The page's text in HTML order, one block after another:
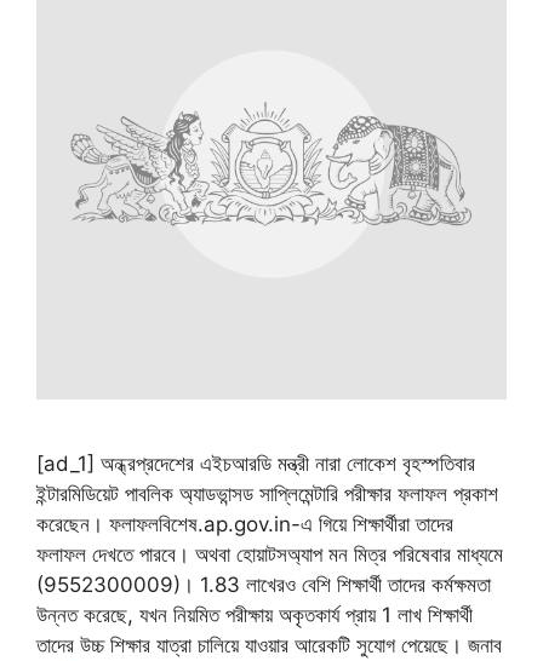
[ad_1] অন্ধ্রপ্রদেশের এইচআরডি মন্ত্রী নারা লোকেশ বৃহস্পতিবার
ইন্টারমিডিয়েট পাবলিক অ্যাডভান্সড সাপ্লিমেন্টারি পরীক্ষার ফলাফল প্রকাশ
করেছেন। ফলাফলবিশেষ.ap.gov.in-এ গিয়ে শিক্ষার্থীরা তাদের
ফলাফল দেখতে পারবে। অথবা হোয়াটসঅ্যাপ মন মিত্র পরিষেবার মাধ্যমে
(9552300009)। 1.83 লাখেরও বেশি শিক্ষার্থী তাদের কর্মক্ষমতা
উন্নত করেছে, যখন নিয়মিত পরীক্ষায় অকৃতকার্য প্রায় 1 লাখ শিক্ষার্থী
তাদের উচ্চ শিক্ষার যাত্রা চালিয়ে যাওয়ার আরেকটি সুযোগ পেয়েছে। জনাব